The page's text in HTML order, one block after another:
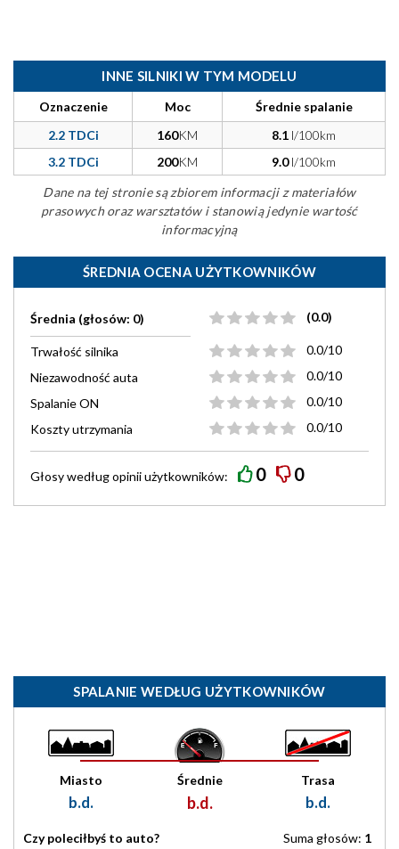
INNE SILNIKI W TYM MODELU
Oznaczenie Moc
Średnie spalanie
2.2 TDCi
160KM 8.1 l/100km
3.2 TDCi
200KM 9.0l/100km
Dane na tej stronie są zbiorem informacji z materiałów
prasowych oraz warsztatów i stanowią jedynie wartość
informacyjną
ŚREDNIA OCENA UŻYTKOWNIKÓW
Średnia (głosów: 0) (0.0)
Trwałość silnika
0.0/10
Niezawodność auta
0.0/10
Spalanie ON
0.0/10
Koszty utrzymania
0.0/10
Głosy wedługopiniiużytkowników: 0 0
SPALANIE WEDŁUG UŻYTKOWNIKÓW
Miasto
b.d.
Średnie
b.d.
Trasa
b.d.
Czy poleciłbyś to auto? Suma głosów: 1